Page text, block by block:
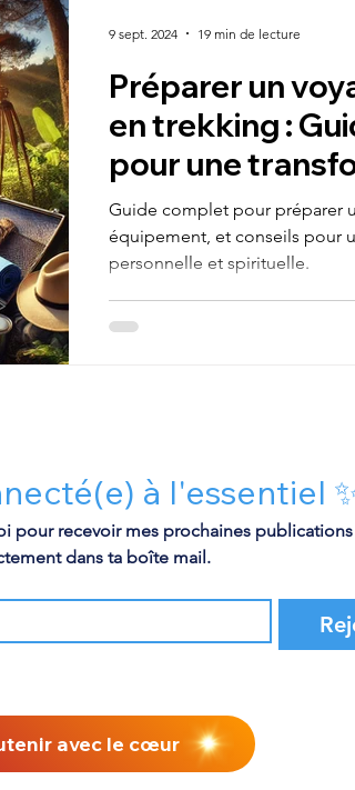
Préparer un
en trekking :
pour une
réussie
Guide complet pour préparer
équipement, et conseils pour
personnelle et spirituelle.
9 sept. 2024 19 min de lecture
à l'essentiel
pour recevoir mes prochaines
dans ta boîte mail.
avec le cœur